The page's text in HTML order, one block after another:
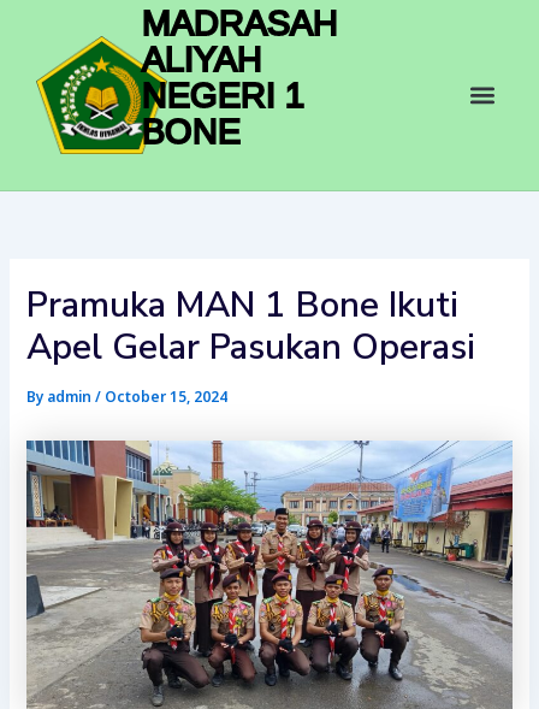
content
MADRASAH
ALIYAH
NEGERI 1
BONE
Pramuka MAN 1 Bone Ikuti
Apel Gelar Pasukan Operasi
By admin / October 15, 2024